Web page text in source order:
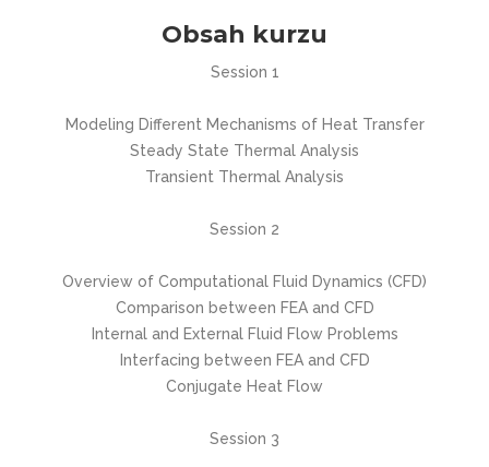
Obsah kurzu
Session 1
Modeling Different Mechanisms of Heat Transfer
Steady State Thermal Analysis
Transient Thermal Analysis
Session 2
Overview of Computational Fluid Dynamics (CFD)
Comparison between FEA and CFD
Internal and External Fluid Flow Problems
Interfacing between FEA and CFD
Conjugate Heat Flow
Session 3